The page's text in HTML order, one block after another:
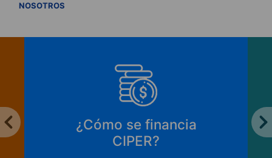
NOSOTROS
¿Cómo se financia
CIPER?